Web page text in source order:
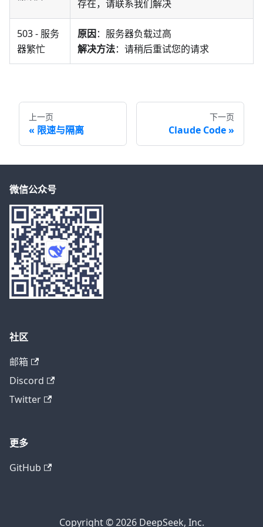
存在，请联系我们解决
503 - 服务
器繁忙
原因：服务器负载过高
解决方法：请稍后重试您的请求
上一页
限速与隔离
下一页
Claude Code
微信公众号
社区
邮箱
Discord
Twitter
更多
GitHub
Copyright © 2026 DeepSeek, Inc.